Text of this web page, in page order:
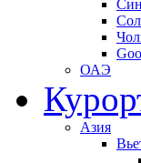
ОАЭ
Азия